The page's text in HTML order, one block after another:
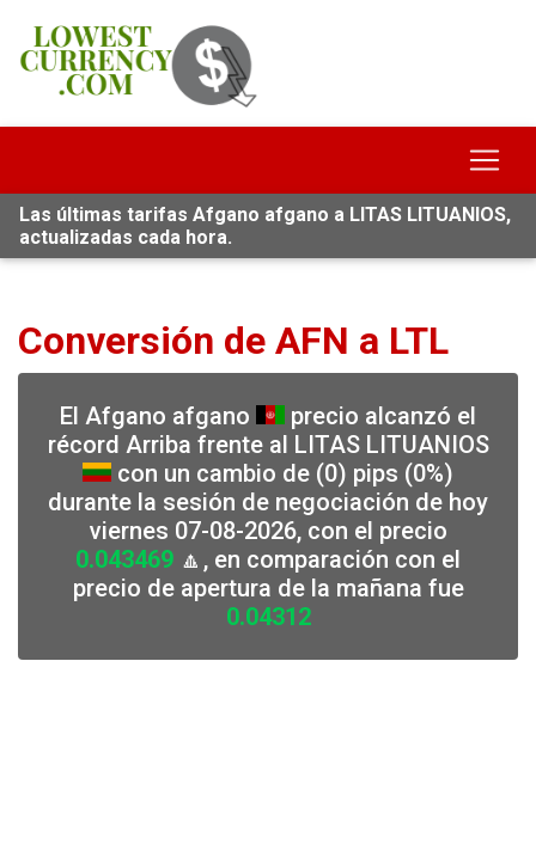
Las últimas tarifas Afgano afgano a LITAS LITUANIOS,
actualizadas cada hora.
Conversión de AFN a LTL
El Afgano afgano
precio alcanzó el
récord Arriba frente al LITAS LITUANIOS
con un cambio de (0) pips (0%)
durante la sesión de negociación de hoy
viernes 07-08-2026, con el precio
0.043469 🔼, en comparación con el
precio de apertura de la mañana fue
0.04312